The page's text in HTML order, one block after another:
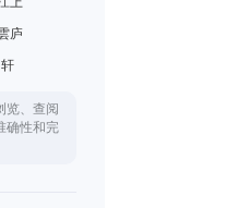
庐
览、查阅
确性和完